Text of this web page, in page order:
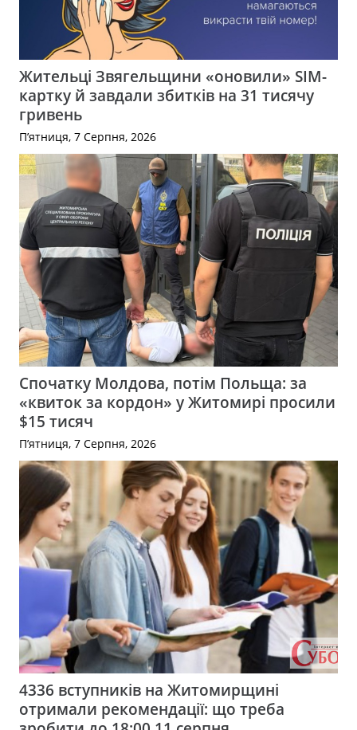
Жительці Звягельщини «оновили» SIM-
картку й завдали збитків на 31 тисячу
гривень
П’ятниця, 7 Серпня, 2026
Спочатку Молдова, потім Польща: за
«квиток за кордон» у Житомирі просили
$15 тисяч
П’ятниця, 7 Серпня, 2026
4336 вступників на Житомирщині
отримали рекомендації: що треба